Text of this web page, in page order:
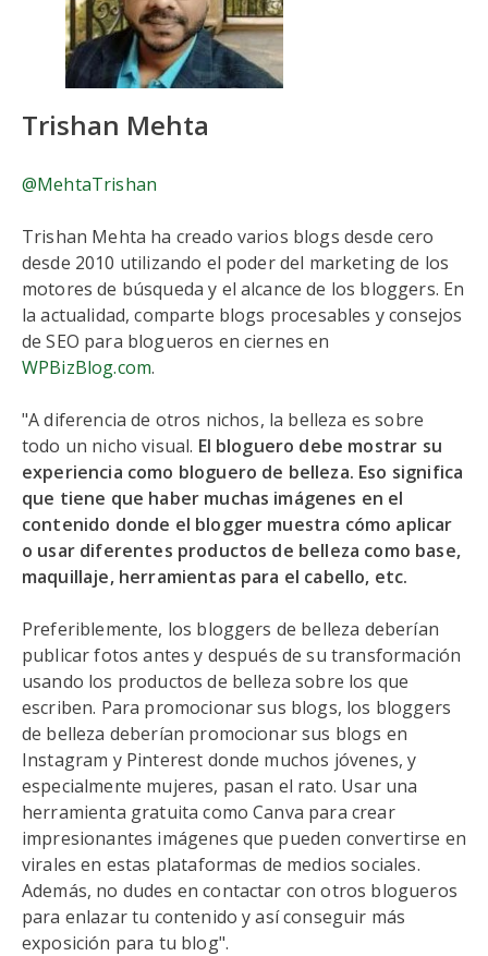
Trishan Mehta
@MehtaTrishan
Trishan Mehta ha creado varios blogs desde cero
desde 2010 utilizando el poder del marketing de los
motores de búsqueda y el alcance de los bloggers. En
la actualidad, comparte blogs procesables y consejos
de SEO para blogueros en ciernes en
WPBizBlog.com.
"A diferencia de otros nichos, la belleza es sobre
todo un nicho visual. El bloguero debe mostrar su
experiencia como bloguero de belleza. Eso significa
que tiene que haber muchas imágenes en el
contenido donde el blogger muestra cómo aplicar
o usar diferentes productos de belleza como base,
maquillaje, herramientas para el cabello, etc.
Preferiblemente, los bloggers de belleza deberían
publicar fotos antes y después de su transformación
usando los productos de belleza sobre los que
escriben. Para promocionar sus blogs, los bloggers
de belleza deberían promocionar sus blogs en
Instagram y Pinterest donde muchos jóvenes, y
especialmente mujeres, pasan el rato. Usar una
herramienta gratuita como Canva para crear
impresionantes imágenes que pueden convertirse en
virales en estas plataformas de medios sociales.
Además, no dudes en contactar con otros blogueros
para enlazar tu contenido y así conseguir más
exposición para tu blog".